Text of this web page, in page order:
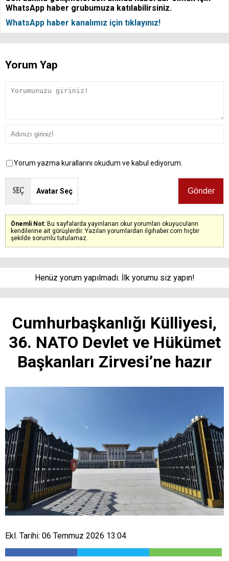
WhatsApp haber grubumuza katılabilirsiniz.
WhatsApp haber kanalımız için tıklayınız!
Yorum Yap
Yorum yazma kurallarını okudum ve kabul ediyorum.
Avatar Seç
Önemli Not: Bu sayfalarda yayınlanan okur yorumları okuyucuların
kendilerine ait görüşlerdir. Yazılan yorumlardan ilgihaber.com hiçbir
şekilde sorumlu tutulamaz.
Henüz yorum yapılmadı. İlk yorumu siz yapın!
Cumhurbaşkanlığı Külliyesi,
36. NATO Devlet ve Hükümet
Başkanları Zirvesi’ne hazır
Ekl. Tarihi: 06 Temmuz 2026 13:04